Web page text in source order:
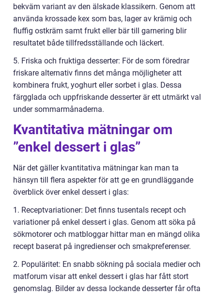
bekväm variant av den älskade klassikern. Genom att
använda krossade kex som bas, lager av krämig och
fluffig ostkräm samt frukt eller bär till garnering blir
resultatet både tillfredsställande och läckert.
5. Friska och fruktiga desserter: För de som föredrar
friskare alternativ finns det många möjligheter att
kombinera frukt, yoghurt eller sorbet i glas. Dessa
färgglada och uppfriskande desserter är ett utmärkt val
under sommarmånaderna.
Kvantitativa mätningar om
”enkel dessert i glas”
När det gäller kvantitativa mätningar kan man ta
hänsyn till flera aspekter för att ge en grundläggande
överblick över enkel dessert i glas:
1. Receptvariationer: Det finns tusentals recept och
variationer på enkel dessert i glas. Genom att söka på
sökmotorer och matbloggar hittar man en mängd olika
recept baserat på ingredienser och smakpreferenser.
2. Populäritet: En snabb sökning på sociala medier och
matforum visar att enkel dessert i glas har fått stort
genomslag. Bilder av dessa lockande desserter får ofta